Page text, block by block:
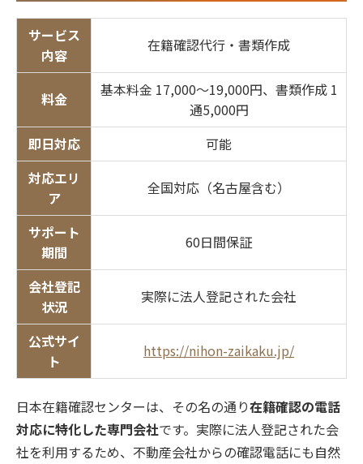
サービス
内容
在籍確認代行・書類作成
料金
基本料金 17,000〜19,000円、書類作成 1
通5,000円
即日対応
可能
対応エリ
ア
全国対応（名古屋含む）
サポート
期間
60日間保証
会社登記
状況
実際に法人登記された会社
公式サイ
ト
https://nihon-zaikaku.jp/
日本在籍確認センターは、その名の通り在籍確認の電話
対応に特化した専門会社です。実際に法人登記された会
社を利用するため、不動産会社からの確認電話にも自然